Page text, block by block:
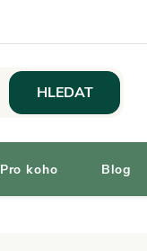
HLEDAT
Pro koho Blog